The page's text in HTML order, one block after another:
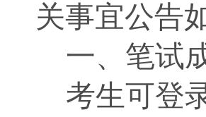
关事宜公告
一、笔试
考生可登